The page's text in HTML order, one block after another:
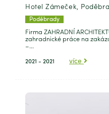
Hotel Zámeček,
Poděbrady
Firma ZAHRADNÍ
zahradnické práce na
–...
2021 - 2021 více